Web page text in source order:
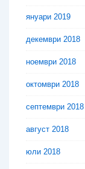
януари 2019
декември 2018
ноември 2018
октомври 2018
септември 2018
август 2018
юли 2018